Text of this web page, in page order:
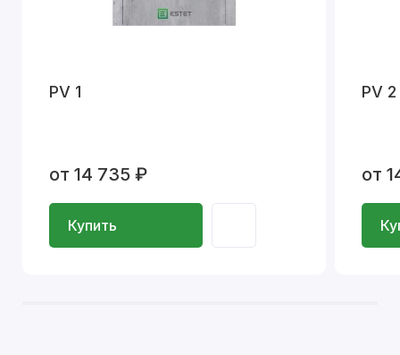
PV 1
от 14 735 ₽
Купить
PV 2
от